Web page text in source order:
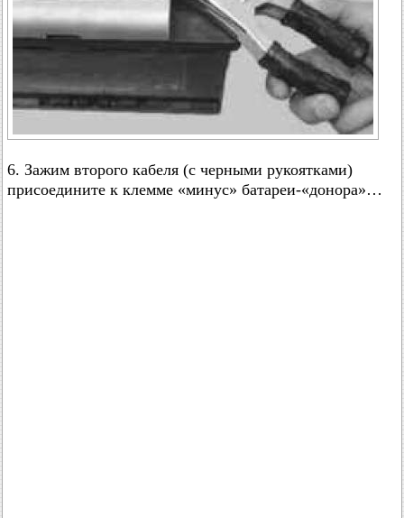
6. Зажим второго кабеля (с черными рукоятками)
присоедините к клемме «минус» батареи-«донора»…